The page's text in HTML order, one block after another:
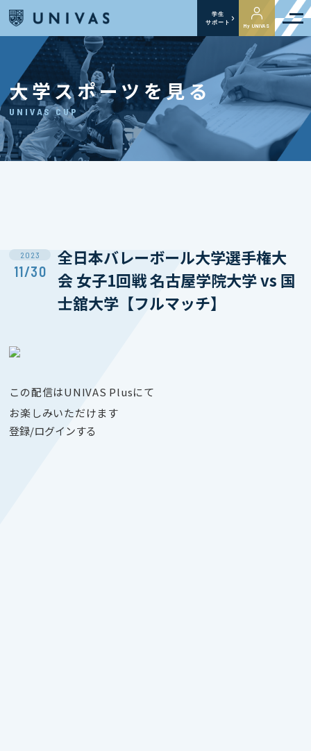
学生
サポート
My UNIVAS
大学スポーツを見る
UNIVAS CUP
2023
11/30
全日本バレーボール大学選手権大
会 女子1回戦 名古屋学院大学 vs 国
士舘大学【フルマッチ】
この配信はUNIVAS Plusにて
お楽しみいただけます
登録/ログインする